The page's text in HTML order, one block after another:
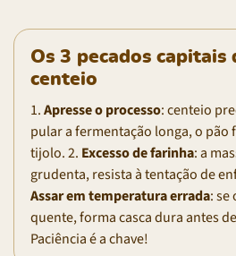
Os 3 pecados capitais
centeio
1.Apresse o processo: centeio
pular a fermentação longa, o pão
tijolo. 2. Excesso de farinha: a
grudenta, resista à tentação de
Assar em temperatura errada:
quente, forma casca dura antes
Paciência é a chave!